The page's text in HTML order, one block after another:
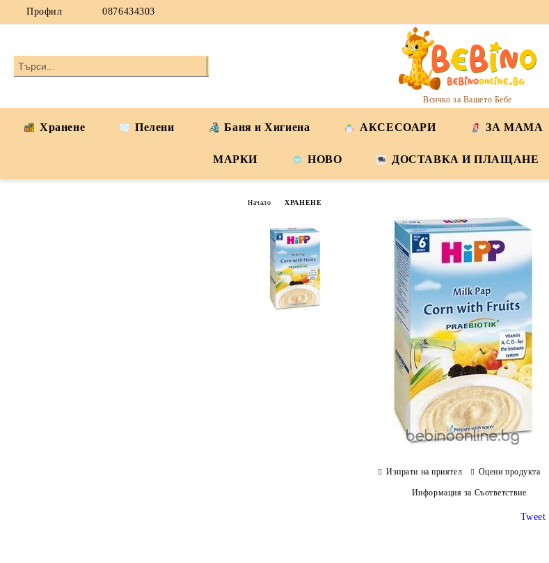
Профил 0876434303
Всичко за Вашето Бебе
Хранене Пелени Баня и Хигиена АКСЕСОАРИ ЗА МАМА
МАРКИ НОВО ДОСТАВКА И ПЛАЩАНЕ
Начало ХРАНЕНЕ
Изпрати на приятел Оцени продукта
Информация за Съответствие
Tweet